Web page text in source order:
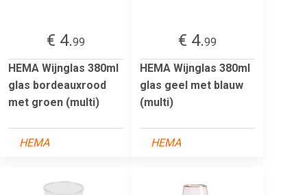
€ 4.99
HEMA Wijnglas 380ml
glas bordeauxrood
met groen (multi)
HEMA
€ 4.99
HEMA Wijnglas 380ml
glas geel met blauw
(multi)
HEMA